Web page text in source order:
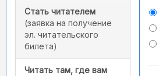
Стать читателем
(заявка на получение
эл. читательского
билета)
Читать там, где вам